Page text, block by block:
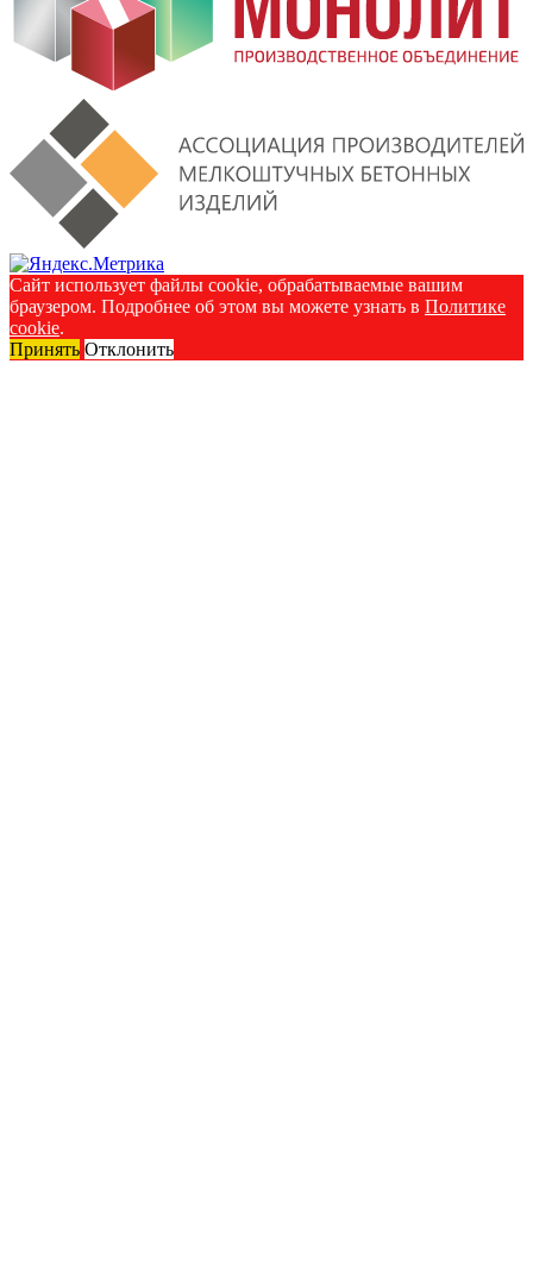
Сайт использует файлы cookie, обрабатываемые вашим
браузером. Подробнее об этом вы можете узнать в Политике
cookie.
Принять Отклонить